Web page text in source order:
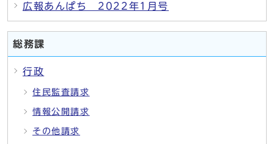
広報あんぱち 2022年1月号
総務課
行政
住民監査請求
情報公開請求
その他請求